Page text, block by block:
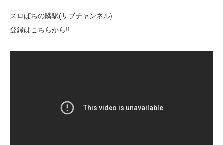
スロぱちの隣駅(サブチャンネル)
登録はこちらから!!